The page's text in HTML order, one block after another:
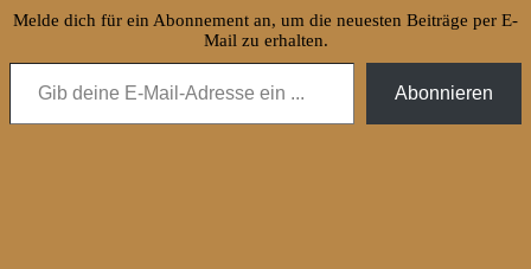
Melde dich für ein Abonnement an, um die neuesten Beiträge per E-
Mail zu erhalten.
Gib deine E-Mail-Adresse ein ...
Abonnieren